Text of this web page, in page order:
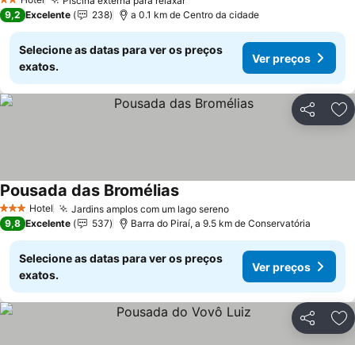
2 Estrelas
9,2 Excelente 238 a 0.1 km de Centro da cidade
Selecione as datas para ver os preços
exatos.
Ver preços
Partilhar
3 EstrelasHotel Jardins amplos com um lago sereno
Pousada das Bromélias
9,8 Excelente 537 Barra do Piraí, a 9.5 km de Conservatória
Selecione as datas para ver os preços
exatos.
Ver preços
Partilhar